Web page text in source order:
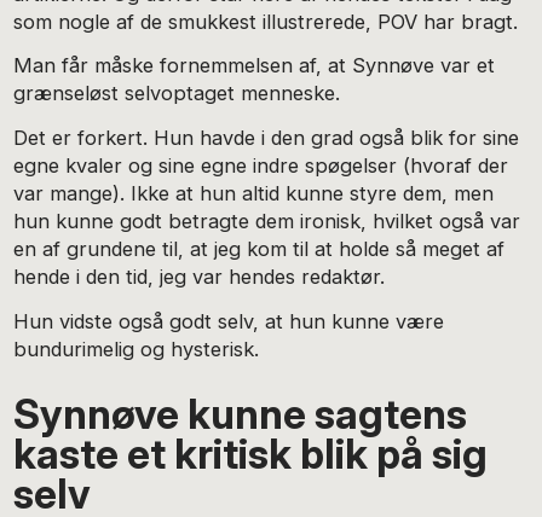
som nogle af de smukkest illustrerede, POV har bragt.
Man får måske fornemmelsen af, at Synnøve var et
grænseløst selvoptaget menneske.
Det er forkert. Hun havde i den grad også blik for sine
egne kvaler og sine egne indre spøgelser (hvoraf der
var mange). Ikke at hun altid kunne styre dem, men
hun kunne godt betragte dem ironisk, hvilket også var
en af grundene til, at jeg kom til at holde så meget af
hende i den tid, jeg var hendes redaktør.
Hun vidste også godt selv, at hun kunne være
bundurimelig og hysterisk.
Synnøve kunne sagtens
kaste et kritisk blik på sig
selv